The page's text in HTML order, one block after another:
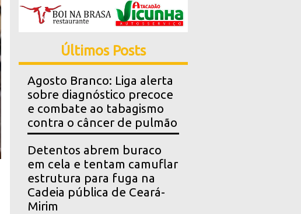
Últimos Posts
Agosto Branco: Liga alerta
sobre diagnóstico precoce
e combate ao tabagismo
contra o câncer de pulmão
Detentos abrem buraco
em cela e tentam camuflar
estrutura para fuga na
Cadeia pública de Ceará-
Mirim